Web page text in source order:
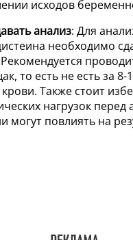
исходов
анализ: Для
необходимо
то есть не есть за 8-
Также стоит
нагрузок перед
могут повлиять на